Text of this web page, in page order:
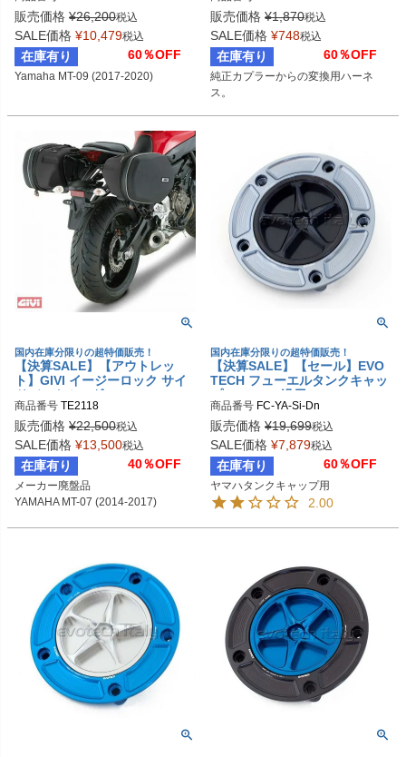
販売価格 ¥26,200税込
SALE価格 ¥10,479税込
在庫有り 60％OFF
Yamaha MT-09 (2017-2020)
販売価格 ¥1,870税込
SALE価格 ¥748税込
在庫有り 60％OFF
純正カプラーからの変換用ハーネ
ス。
国内在庫分限りの超特価販売！
【決算SALE】【アウトレッ
ト】GIVI イージーロック サイ
ドバックホルダー YAMAHA MT
-07 (2014-2017)
商品番号 TE2118
販売価格 ¥22,500税込
SALE価格 ¥13,500税込
在庫有り 40％OFF
メーカー廃盤品
YAMAHA MT-07 (2014-2017)
国内在庫分限りの超特価販売！
【決算SALE】【セール】EVO
TECH フューエルタンクキャッ
プ YAMAHA汎用
商品番号 FC-YA-Si-Dn
販売価格 ¥19,699税込
SALE価格 ¥7,879税込
在庫有り 60％OFF
ヤマハタンクキャップ用
2.00